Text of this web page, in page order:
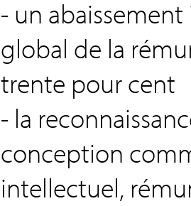
- un
global de la
trente pour cent
- la
conception
intellectuel,